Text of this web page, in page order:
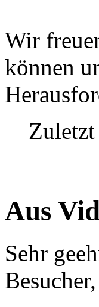
Wir
können
Aus
Sehr
Besucher,